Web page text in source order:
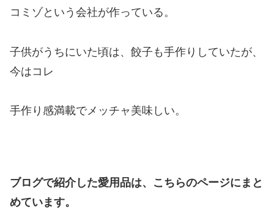
コミゾという会社が作っている。
子供がうちにいた頃は、餃子も手作りしていたが、
今はコレ
手作り感満載でメッチャ美味しい。
ブログで紹介した愛用品は、こちらのページにまと
めています。